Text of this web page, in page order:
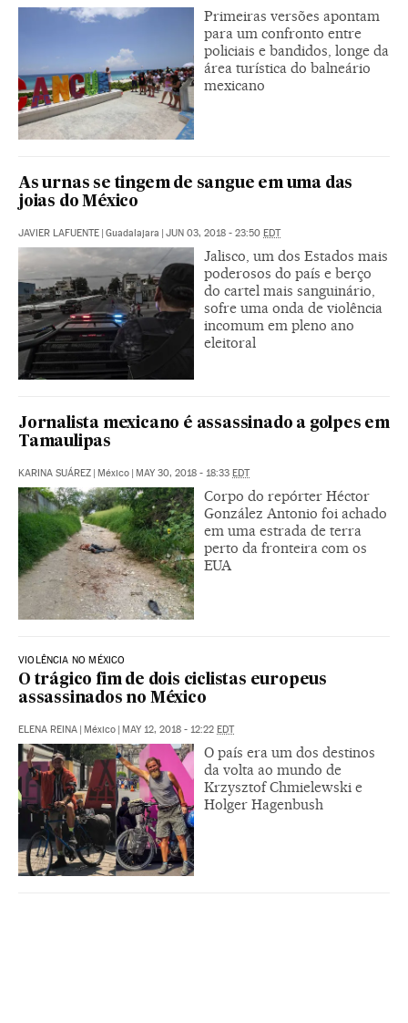
Primeiras versões apontam
para um confronto entre
policiais e bandidos, longe da
área turística do balneário
mexicano
As urnas se tingem de sangue em uma das
joias do México
JAVIER LAFUENTE | Guadalajara | JUN 03, 2018 - 23:50 EDT
Jalisco, um dos Estados mais
poderosos do país e berço
do cartel mais sanguinário,
sofre uma onda de violência
incomum em pleno ano
eleitoral
Jornalista mexicano é assassinado a golpes em
Tamaulipas
KARINA SUÁREZ | México | MAY 30, 2018 - 18:33 EDT
Corpo do repórter Héctor
González Antonio foi achado
em uma estrada de terra
perto da fronteira com os
EUA
VIOLÊNCIA NO MÉXICO
O trágico fim de dois ciclistas europeus
assassinados no México
ELENA REINA | México | MAY 12, 2018 - 12:22 EDT
O país era um dos destinos
da volta ao mundo de
Krzysztof Chmielewski e
Holger Hagenbush